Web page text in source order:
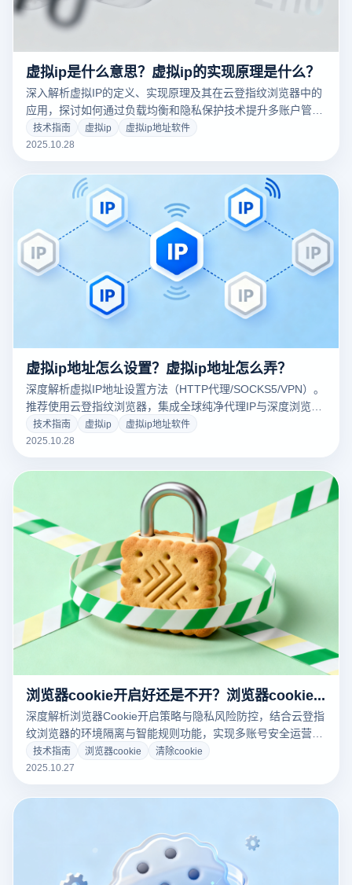
虚拟ip是什么意思？虚拟ip的实现原理是什么？
深入解析虚拟IP的定义、实现原理及其在云登指纹浏览器中的
应用，探讨如何通过负载均衡和隐私保护技术提升多账户管理
效率，助力跨境电商和社交媒体运营。
技术指南 虚拟ip
虚拟ip地址软件
2025.10.28
虚拟ip地址怎么设置？虚拟ip地址怎么弄？
深度解析虚拟IP地址设置方法（HTTP代理/SOCKS5/VPN）。
推荐使用云登指纹浏览器，集成全球纯净代理IP与深度浏览器
指纹隔离技术，一键解决跨境电商、社媒多账号防关联难题。
安全高效，免费下载体验！
技术指南 虚拟ip
虚拟ip地址软件
2025.10.28
浏览器cookie开启好还是不开？浏览器cookie功能怎么开启？
深度解析浏览器Cookie开启策略与隐私风险防控，结合云登指
纹浏览器的环境隔离与智能规则功能，实现多账号安全运营。
附各平台Cookie开启教程及场景化决策指南。
技术指南 浏览器cookie
清除cookie
2025.10.27